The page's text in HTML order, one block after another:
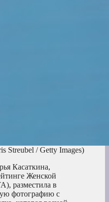
Streubel / Getty Images)
Касаткина,
Женской
разместила в
фотографию с